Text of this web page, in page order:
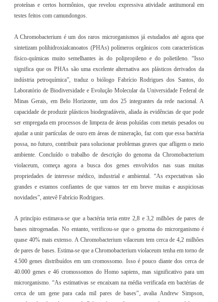
proteínas e certos hormônios, que revelou expressiva atividade antitumoral em
testes feitos com camundongos.
A Chromobacterium é um dos raros microrganismos já estudados até agora que
sintetizam polihidroxialcanoatos (PHAs) polímeros orgânicos com características
físico-químicas muito semelhantes às do polipropileno e do polietileno. “Isso
significa que os PHAs são uma excelente alternativa aos plásticos derivados da
indústria petroquímica”, traduz o biólogo Fabrício Rodrigues dos Santos, do
Laboratório de Biodiversidade e Evolução Molecular da Universidade Federal de
Minas Gerais, em Belo Horizonte, um dos 25 integrantes da rede nacional. A
capacidade de produzir plásticos biodegradáveis, aliada às evidências de que pode
ser empregada em processos de limpeza de áreas poluídas com metais pesados ou
ajudar a unir partículas de ouro em áreas de mineração, faz com que essa bactéria
possa, no futuro, contribuir para solucionar problemas graves que afligem o meio
ambiente. Concluído o trabalho de descrição do genoma da Chromobacterium
violaceum, começa agora a busca dos genes envolvidos nas suas muitas
propriedades de interesse médico, industrial e ambiental. “As expectativas são
grandes e estamos confiantes de que vamos ter em breve muitas e auspiciosas
novidades”, antevê Fabrício Rodrigues.
A princípio estimava-se que a bactéria teria entre 2,8 e 3,2 milhões de pares de
bases nitrogenadas. No entanto, verificou-se que o genoma do microrganismo é
quase 40% mais extenso. A Chromobacterium vilaceum tem cerca de 4,2 milhões
de pares de bases. Estima-se que a Chromobacterium violaceum tenha em torno de
4.500 genes distribuídos em um cromossomo. Isso é pouco diante dos cerca de
40.000 genes e 46 cromossomos do Homo sapiens, mas significativo para um
microrganismo. “As estimativas se encaixam na média verificada em bactérias de
cerca de um gene para cada mil pares de bases”, avalia Andrew Simpson,